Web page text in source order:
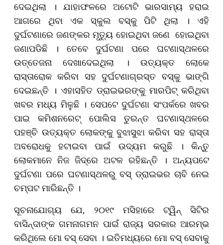
ଦେଇଥିଲା । ଯାହାଫଳରେ ଅଟୋଟି ଭାରସାମ୍ୟ ହରାଇ
ଆଗରେ ଥିବା ଏକ ସ୍କୁଲ ବସ୍‌କୁ ପିଟି ଥିଲା । ଏହି
ଦୁର୍ଘଟଣାରେ ଜଣଙ୍କର ମୃତ୍ୟୁ ହୋଇଥିବା ଜଣେ ହୋଇଥିବା
ଜଣାପଡିଛି । ତେବେ ଦୁର୍ଘଟଣା ପରେ ଘଟଣାସ୍ଥଳରେ
ଉତ୍ତେଜନା ଦେଖାଦେଇଥିଲା । ଉତ୍ୟକ୍ତ ଲୋକେ
ରାସ୍ତାରୋକ କରିବା ସହ ଦୁର୍ଘଟଣାଗ୍ରସ୍ତ ବସ୍‌କୁ ଭାଙ୍ଗି
ଦେଇଛନ୍ତି । ଏହାସହିତ ଡ୍ରାଇଭରଙ୍କୁ ମାରପିଟ୍‌ କରିଥିବା
ଖବର ମଧ୍ୟ ମିଳୁଛି । ସେପଟେ ଦୁର୍ଘଟଣା ସଂପର୍କରେ ଖବର
ପାଇ କମିଶନରେଟ୍‌ ପୋଲିସ ତୁରନ୍ତ ଘଟଣାସ୍ଥଳରେ
ପହଞ୍ଚି ଉତ୍ୟକ୍ତ ଲୋକଙ୍କୁ ବୁଝାସୁଝା କରିବା ସହ ରାସ୍ତା
ଅବରୋଧକୁ ହଟାଇବା ପାଇଁ ଉଦ୍ୟମ କରୁଛି । କିନ୍ତୁ
ଲୋକମାନେ ନିଜ ଜିଦ୍‌ରେ ଅଟଳ ରହିଛନ୍ତି । ଅନ୍ୟପଟେ
ଦୁର୍ଘଟଣା ପରେ ଘଟଣାସ୍ଥଳରୁ ବସ୍‌ ଡ୍ରାଇଭର ଚାବି ନେଇ
ଚମ୍ପଟ ମାରିଛନ୍ତି ।
ସୂଚନାଯୋଗ୍ୟ ଯେ, ୨୦୧୯ ମସିହାରେ ଟ୍ୱିନ୍‌ ସିଟିର
ବାସିନ୍ଦାଙ୍କ ଗମନାଗମନ ପାଇଁ ରାଜ୍ୟ ସରକାର ଆରମ୍ଭ
କରିଥିଲେ ମୋ ବସ୍‌ ସେବା । ଇତିମଧ୍ୟରେ ମୋ ବସ୍‌ ସେବାକୁ